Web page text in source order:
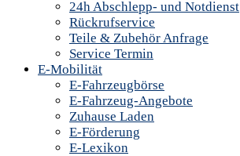
24h Abschlepp- und Notdienst
Rückrufservice
Teile & Zubehör Anfrage
Service Termin
E-Mobilität
E-Fahrzeugbörse
E-Fahrzeug-Angebote
Zuhause Laden
E-Förderung
E-Lexikon